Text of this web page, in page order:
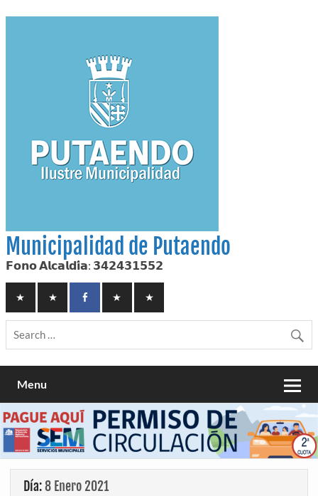
to
Municipalidad de Putaendo
𝗙𝗼𝗻𝗼 𝗔𝗹𝗰𝗮𝗹𝗱𝗶́𝗮: 𝟯𝟰𝟮𝟰𝟯𝟭𝟱𝟱𝟮
Menu
Día:8 Enero 2021